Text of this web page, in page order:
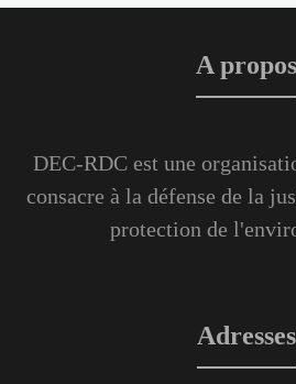
A propos
DEC-RDC est une
consacre à la défense de la
protection de
Adresses